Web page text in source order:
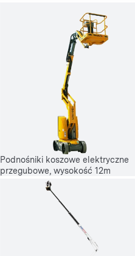
Podnośniki koszowe elektryczne
przegubowe, wysokość 12m